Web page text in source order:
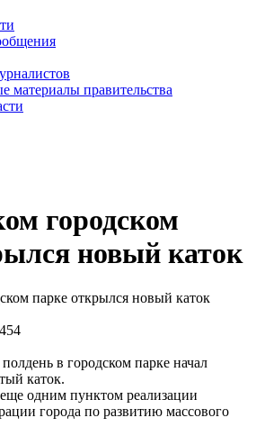
правительства
городском
новый каток
в городском парке начал
каток.
одним пунктом реализации
города по развитию массового